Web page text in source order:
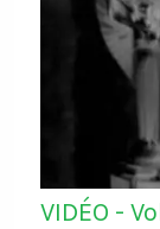
VIDÉO -